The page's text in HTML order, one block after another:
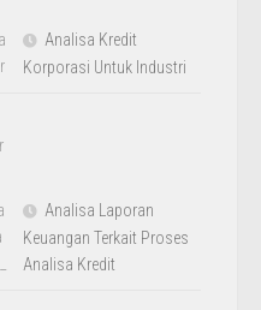
Analisa Kredit
Korporasi Untuk Industri
Analisa Laporan
Keuangan Terkait Proses
Analisa Kredit